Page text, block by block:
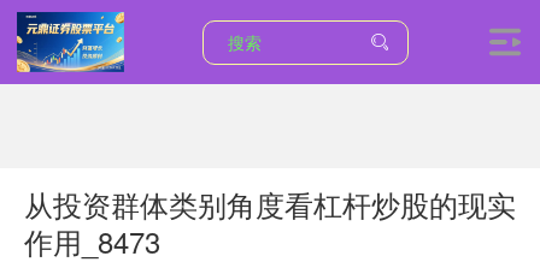
从投资群体类别角度看杠杆炒股的现实
作用_8473